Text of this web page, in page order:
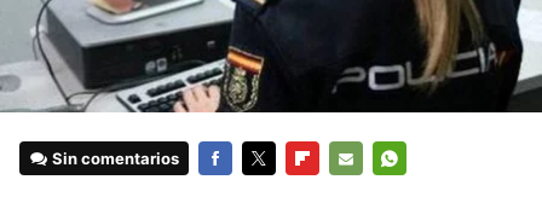
Sin comentarios